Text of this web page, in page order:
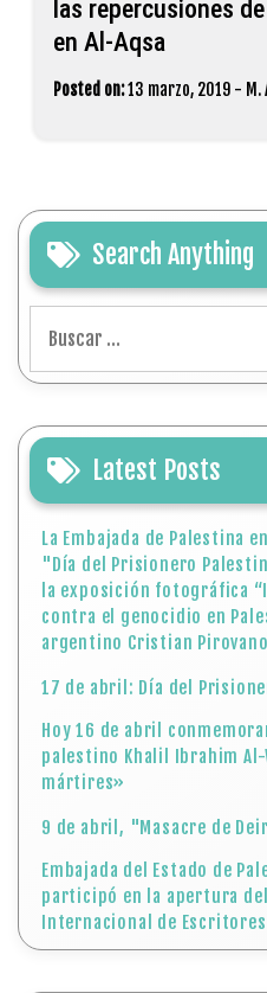
las repercusiones
en Al-Aqsa
Posted on:13 marzo, 2019 - M.
Search Anything
Latest Posts
La Embajada de Palestina
"Día del Prisionero
la exposición fotográfica
contra el genocidio en
argentino Cristian Pirovano
17 de abril: Día del
Hoy 16 de abril
palestino Khalil Ibrahim
mártires»
9 de abril, "Masacre de
Embajada del Estado de
participó en la apertura
Internacional de